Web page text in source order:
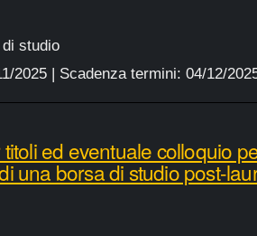
studio
2025| Scadenza termini: 04/12/
ed eventuale colloquio
una borsa di studio post-